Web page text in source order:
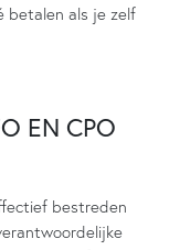
betalen als je zelf
EN CPO
bestreden